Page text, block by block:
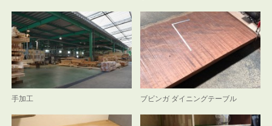
手加工 ブビンガ ダイニングテーブル